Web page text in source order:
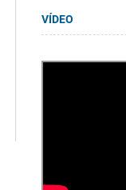
VÍDEO